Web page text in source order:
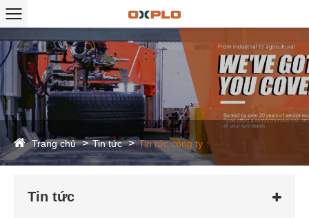
Trang chủ Tin tức Tin tức công ty
Tin tức